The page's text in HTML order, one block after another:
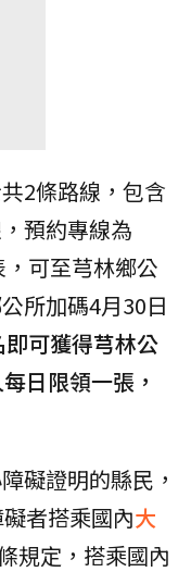
2條路線，包含
預約專線為
可至芎林鄉公
所加碼4月30日
可獲得芎林公
日限領一張，
礙證明的縣民，
者搭乘國內大
規定，搭乘國內